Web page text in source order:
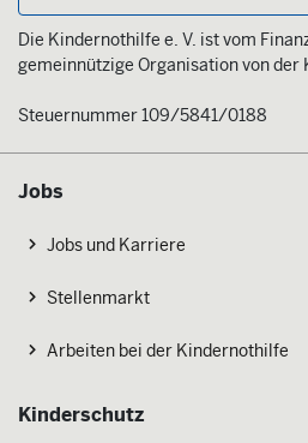
Die Kindernothilfe e. V. ist vom
gemeinnützige Organisation von
Steuernummer 109/5841/0188
Jobs
Jobs und Karriere
Stellenmarkt
Arbeiten bei der Kindernothilfe
Kinderschutz